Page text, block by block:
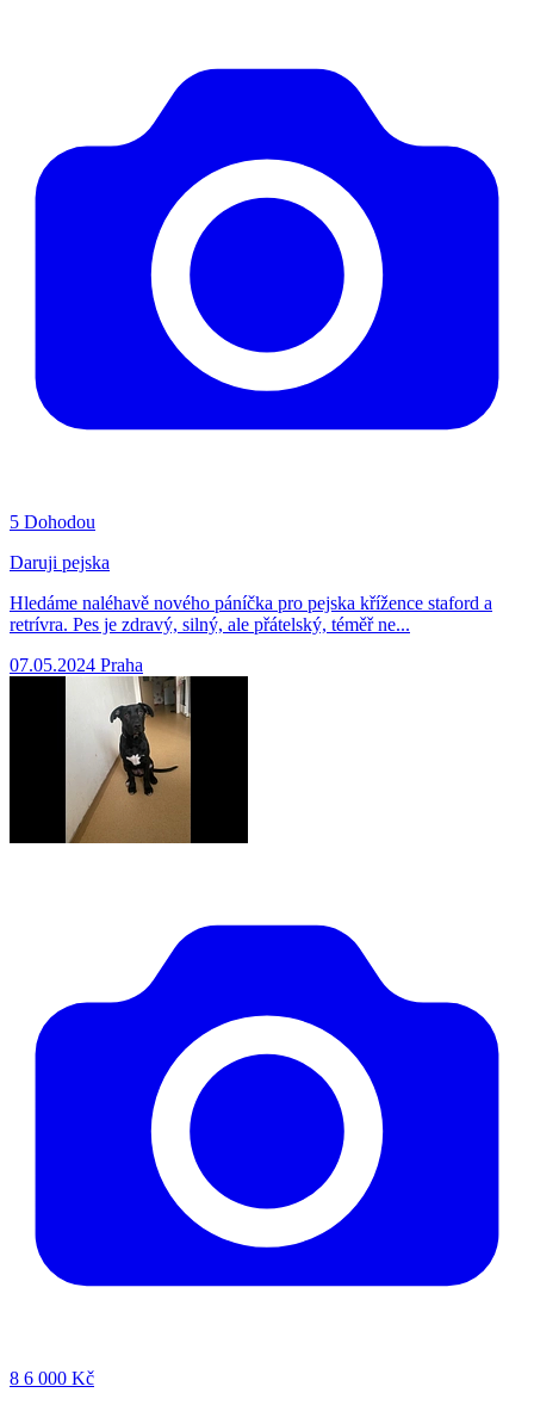
5 Dohodou
Daruji pejska
Hledáme naléhavě nového páníčka pro pejska křížence staford a
retrívra. Pes je zdravý, silný, ale přátelský, téměř ne...
07.05.2024 Praha
8 6 000 Kč